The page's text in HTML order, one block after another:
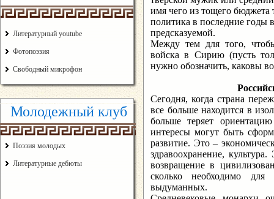
Литературный youtube
Фотопоэзия
Свободный микрофон
Молодежный клуб
Поэзия молодых
Литературные дебюты
имя чего из тощего бюджета
политика в последние годы
предсказуемой.
Между тем для того,
войска в Сирию (пусть
нужно обозначить, каковы
Сегодня, когда страна
все больше находится в
больше теряет
интересы могут быть
развитие. Это –
здравоохранение,
возвращение в
сколько необходимо
выдуманных.